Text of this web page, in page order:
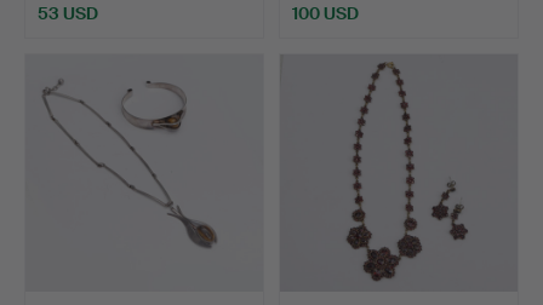
53 USD 100 USD